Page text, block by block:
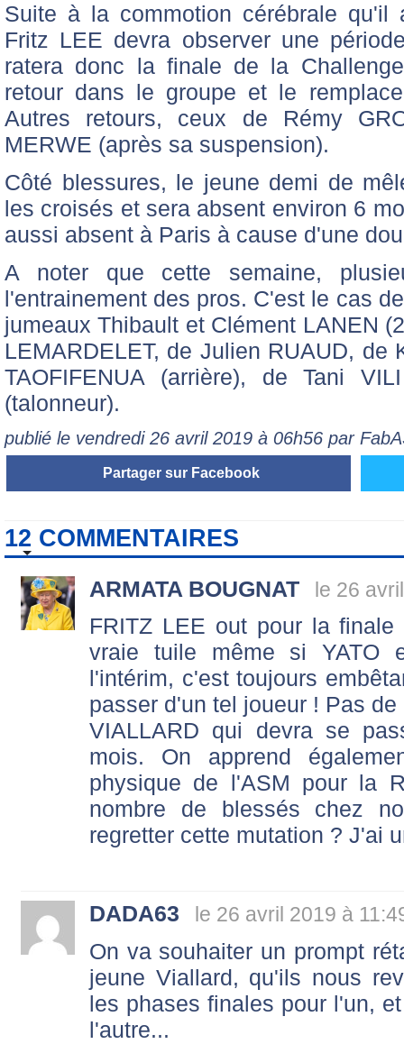
Suite à la commotion cérébrale qu'il
Fritz LEE devra observer une
ratera donc la finale de la
retour dans le groupe et le
Autres retours, ceux de Rémy
MERWE (après sa suspension).
Côté blessures, le jeune demi de
les croisés et sera absent environ 6
aussi absent à Paris à cause d'une
A noter que cette semaine,
l'entrainement des pros. C'est le cas
jumeaux Thibault et Clément LANEN
LEMARDELET, de Julien RUAUD, de
TAOFIFENUA (arrière), de Tani
(talonneur).
publié le vendredi 26 avril 2019 à 06h56 par
Partager sur Facebook
12 COMMENTAIRES
ARMATA BOUGNAT le 26
FRITZ LEE out pour la
vraie tuile même si YATO
l'intérim, c'est toujours
passer d'un tel joueur ! Pas
VIALLARD qui devra se
mois. On apprend
physique de l'ASM pour la
nombre de blessés chez
regretter cette mutation ? J'ai
DADA63 le 26 avril 2019 à
On va souhaiter un prompt
jeune Viallard, qu'ils nous
les phases finales pour l'un,
l'autre...